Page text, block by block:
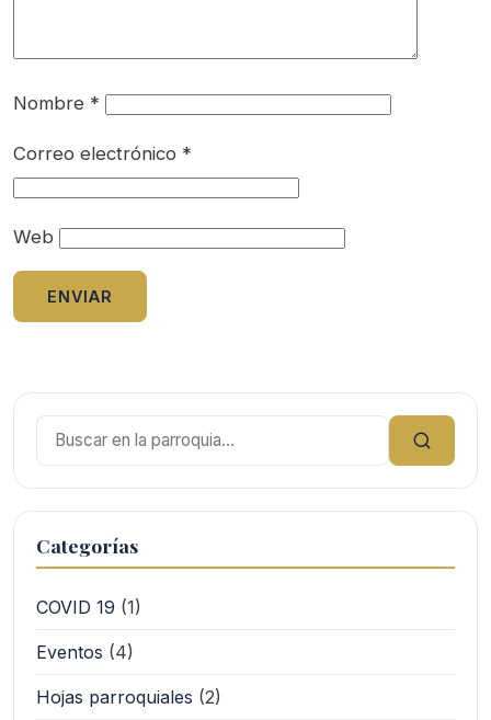
Nombre *
Correo electrónico *
Web
Buscar:
Categorías
COVID 19 (1)
Eventos (4)
Hojas parroquiales (2)